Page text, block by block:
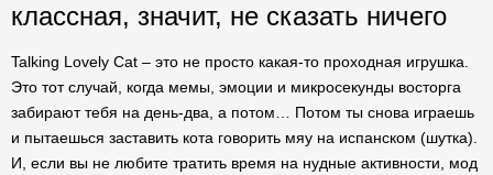
классная, значит, не сказать ничего
Talking Lovely Cat – это не просто какая-то проходная игрушка.
Это тот случай, когда мемы, эмоции и микросекунды восторга
забирают тебя на день-два, а потом… Потом ты снова играешь
и пытаешься заставить кота говорить мяу на испанском (шутка).
И, если вы не любите тратить время на нудные активности, мод